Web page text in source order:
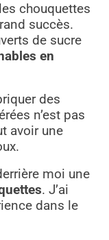
chouquettes
succès.
de sucre
en
des
n’est pas
avoir une
moi une
. J’ai
dans le